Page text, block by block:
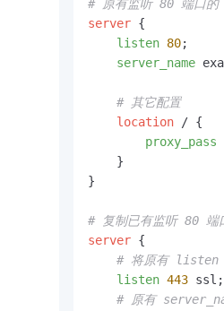
# 原有监听 80 端口
server {
listen 80;
server_name
# 其它配置
location / {
proxy_pass
    }
}
# 复制已有监听 80
server {
# 将原有
listen 443 ssl;
# 原有